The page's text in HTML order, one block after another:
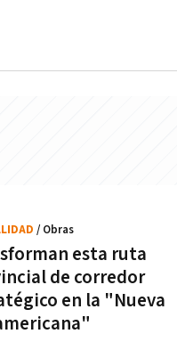
esta ruta
de corredor
en la "Nueva
/ Obras